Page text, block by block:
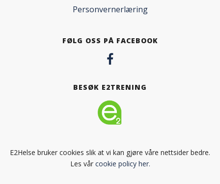
Personvernerlæring
FØLG OSS PÅ FACEBOOK
BESØK E2TRENING
E2Helse bruker cookies slik at vi kan gjøre våre nettsider bedre.
Les vår cookie policy her.